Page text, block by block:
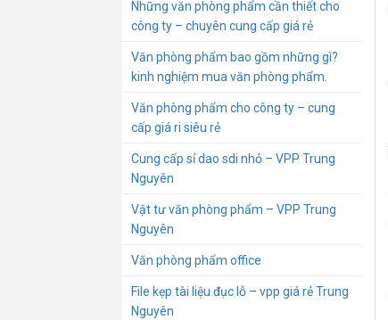
Những văn phòng phẩm cần thiết cho
công ty – chuyên cung cấp giá rẻ
Văn phòng phẩm bao gồm những gì?
kinh nghiệm mua văn phòng phẩm.
Văn phòng phẩm cho công ty – cung
cấp giá ri siêu rẻ
Cung cấp sỉ dao sdi nhỏ – VPP Trung
Nguyên
Vật tư văn phòng phẩm – VPP Trung
Nguyên
Văn phòng phẩm office
File kẹp tài liệu đục lỗ – vpp giá rẻ Trung
Nguyên